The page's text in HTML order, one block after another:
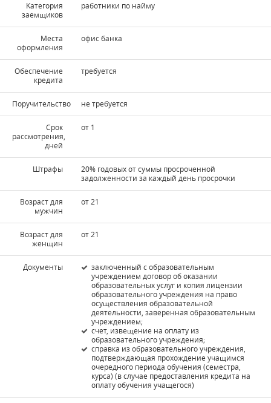
Kатегория
заемщиков
работники по найму
Места
оформления
офис банка
Обеспечение
кредита
требуется
Поручительство не требуется
Срок
рассмотрения,
дней
от 1
Штрафы
20% годовых от суммы просроченной
задолженности за каждый день просрочки
Возраст для
мужчин
от 21
Возраст для
женщин
от 21
Документы
заключенный с образовательным
учреждением договор об оказании
образовательных услуг и копия лицензии
образовательного учреждения на право
осуществления образовательной
деятельности, заверенная образовательным
учреждением;
счет, извещение на оплату из
образовательного учреждения;
справка из образовательного учреждения,
подтверждающая прохождение учащимся
очередного периода обучения (семестра,
курса) (в случае предоставления кредита на
оплату обучения учащегося)